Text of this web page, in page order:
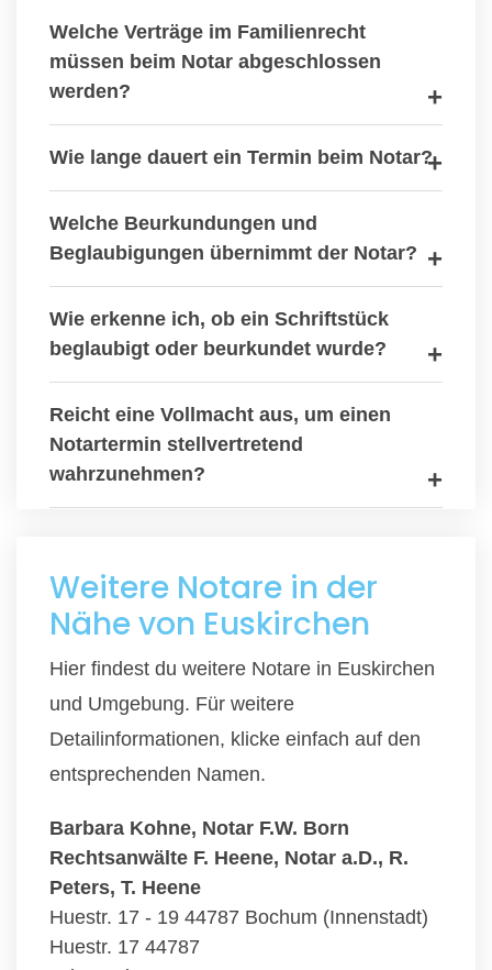
Welche Verträge im Familienrecht
müssen beim Notar abgeschlossen
werden?
Wie lange dauert ein Termin beim Notar?
Welche Beurkundungen und
Beglaubigungen übernimmt der Notar?
Wie erkenne ich, ob ein Schriftstück
beglaubigt oder beurkundet wurde?
Reicht eine Vollmacht aus, um einen
Notartermin stellvertretend
wahrzunehmen?
Weitere Notare in der
Nähe von Euskirchen
Hier findest du weitere Notare in Euskirchen
und Umgebung. Für weitere
Detailinformationen, klicke einfach auf den
entsprechenden Namen.
Barbara Kohne, Notar F.W. Born
Rechtsanwälte F. Heene, Notar a.D., R.
Peters, T. Heene
Huestr. 17 - 19 44787 Bochum (Innenstadt)
Huestr. 17 44787